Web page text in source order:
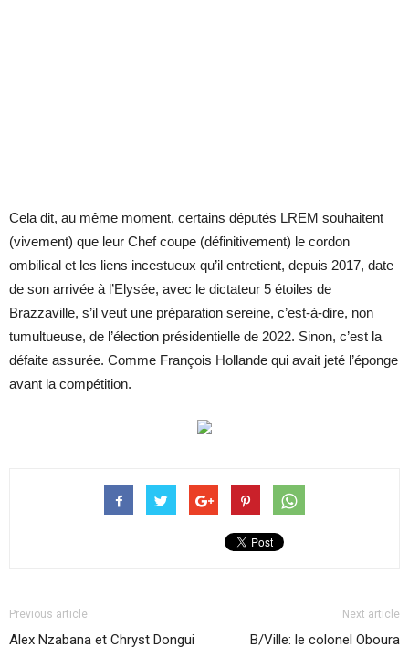
Cela dit, au même moment, certains députés LREM souhaitent
(vivement) que leur Chef coupe (définitivement) le cordon
ombilical et les liens incestueux qu’il entretient, depuis 2017, date
de son arrivée à l’Elysée, avec le dictateur 5 étoiles de
Brazzaville, s’il veut une préparation sereine, c’est-à-dire, non
tumultueuse, de l’élection présidentielle de 2022. Sinon, c’est la
défaite assurée. Comme François Hollande qui avait jeté l’éponge
avant la compétition.
Previous article
Alex Nzabana et Chryst Dongui
Next article
B/Ville: le colonel Oboura